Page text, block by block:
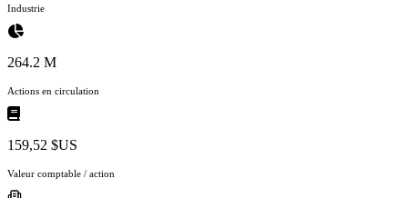
Industrie
264.2 M
Actions en circulation
159,52 $US
Valeur comptable / action